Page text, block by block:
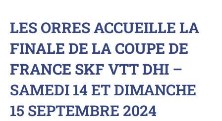
LES ORRES ACCUEILLE LA
FINALE DE LA COUPE DE
FRANCE SKF VTT DHI –
SAMEDI 14 ET DIMANCHE
15 SEPTEMBRE 2024